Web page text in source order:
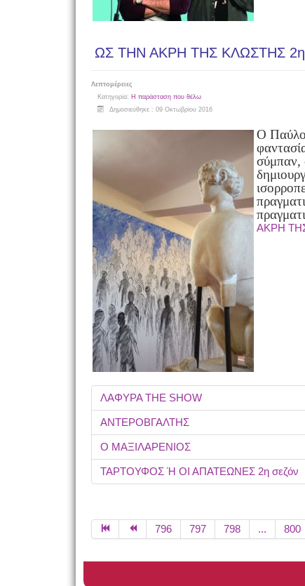
ΩΣ ΤΗΝ ΑΚΡΗ ΤΗΣ ΚΛΩΣΤΗΣ 2η
Λεπτομέρειες
Κατηγορία: Η παράσταση που θέλω
Δημοσιεύθηκε : 09 Οκτωβρίου 2016
Ο
σύμπαν,
ΑΚΡΗ
ΛΑΦΥΡΑ THE SHOW
ΑΝΤΕΡΟΒΓΑΛΤΗΣ
Ο ΜΑΞΙΛΑΡΕΝΙΟΣ
ΤΑΡΤΟΥΦΟΣ Ή ΟΙ ΑΠΑΤΕΩΝΕΣ 2η σεζόν
796 797 798 ... 800